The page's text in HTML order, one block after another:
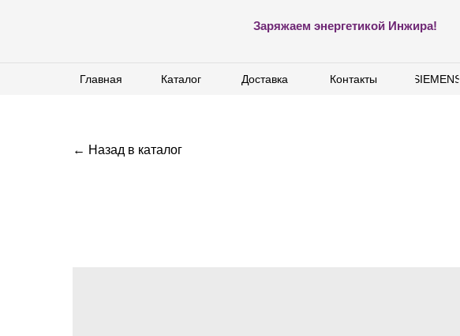
Заряжаем энергетикой Инжира!
SIEMENS
Контакты
Доставка
Каталог
Главная SIEMENS
Контакты
Доставка
Каталог
Главная
← Назад в каталог